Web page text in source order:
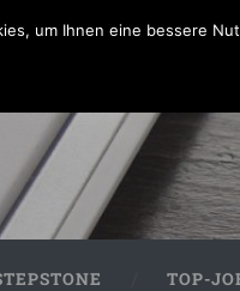
TOP-
um Ihnen eine bessere